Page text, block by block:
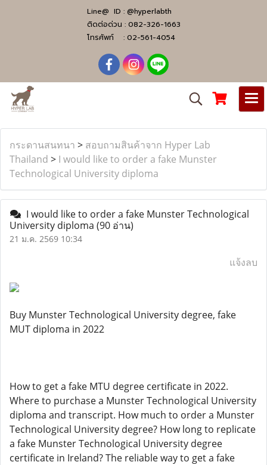
Line@ ID : @hyperlabth
ติดต่อด่วน : 082-326-1663
โทรศัพท์ : 02-561-4054
กระดานสนทนา > สอบถามสินค้าจาก Hyper Lab
Thailand > I would like to order a fake Munster
Technological University diploma
I would like to order a fake Munster Technological
University diploma (90 อ่าน)
21 ม.ค. 2569 10:34
แจ้งลบ
Buy Munster Technological University degree, fake
MUT diploma in 2022
How to get a fake MTU degree certificate in 2022.
Where to purchase a Munster Technological University
diploma and transcript. How much to order a Munster
Technological University degree? How long to replicate
a fake Munster Technological University degree
certificate in Ireland? The reliable way to get a fake